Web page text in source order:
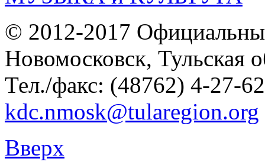
© 2012-2017
Новомосковск, Тульская
Тел./факс: (48762) 4-27-
kdc.nmosk@tularegion.org
Вверх